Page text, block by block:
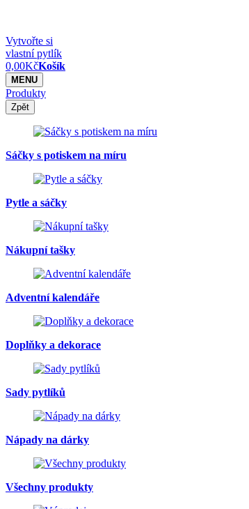
Vytvořte si
vlastní pytlík
0,00KčKošík
MENU
Produkty
Zpět
Sáčky s potiskem na míru
Pytle a sáčky
Nákupní tašky
Adventní kalendáře
Doplňky a dekorace
Sady pytlíků
Nápady na dárky
Všechny produkty